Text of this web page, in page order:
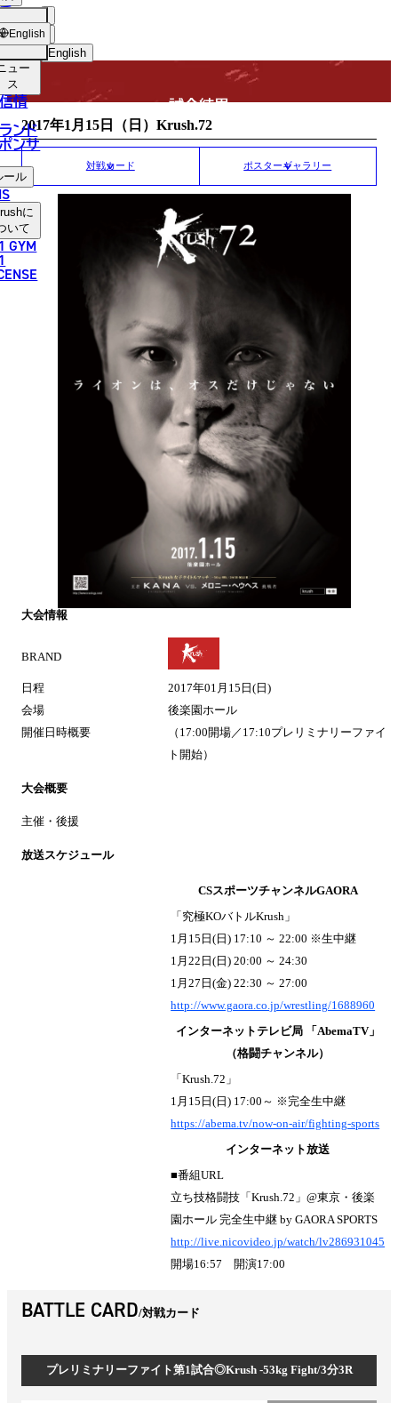
English
한국어
中文（繁體）
ไทย
ョッ
プ
ュー
ス
情
ンド
ンサ
ール
に
いて
GYM
English MATCH RESULT
試合結果
2017年1月15日（日）Krush.72
対戦カード ポスターギャラリー
大会情報
BRAND
日程
2017年01月15日(日)
会場
後楽園ホール
開催日時概要
（17:00開場／17:10プレリミナリーファイ
ト開始）
大会概要
主催・後援
放送スケジュール
CSスポーツチャンネルGAORA
「究極KOバトルKrush」
1月15日(日) 17:10 ～ 22:00 ※生中継
1月22日(日) 20:00 ～ 24:30
1月27日(金) 22:30 ～ 27:00
http://www.gaora.co.jp/wrestling/1688960
インターネットテレビ局 「AbemaTV」
（格闘チャンネル）
「Krush.72」
1月15日(日) 17:00～ ※完全生中継
https://abema.tv/now-on-air/fighting-sports
インターネット放送
■番組URL
立ち技格闘技「Krush.72」@東京・後楽
園ホール 完全生中継 by GAORA SPORTS
http://live.nicovideo.jp/watch/lv286931045
開場16:57 開演17:00
BATTLE CARD 対戦カード
プレリミナリーファイト第1試合◎Krush -53kg Fight/3分3R